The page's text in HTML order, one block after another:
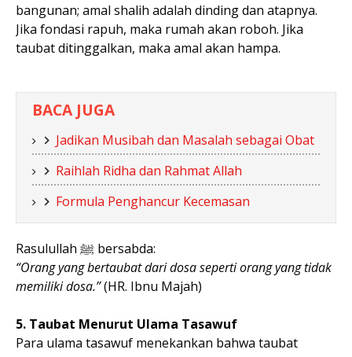
bangunan; amal shalih adalah dinding dan atapnya.
Jika fondasi rapuh, maka rumah akan roboh. Jika
taubat ditinggalkan, maka amal akan hampa.
BACA JUGA
Jadikan Musibah dan Masalah sebagai Obat
Raihlah Ridha dan Rahmat Allah
Formula Penghancur Kecemasan
Rasulullah ﷺ bersabda:
“Orang yang bertaubat dari dosa seperti orang yang tidak
memiliki dosa.”(HR. Ibnu Majah)
5. Taubat Menurut Ulama Tasawuf
Para ulama tasawuf menekankan bahwa taubat